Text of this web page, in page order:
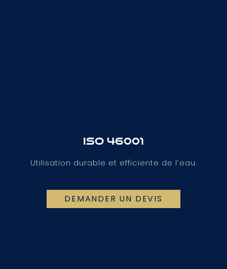
ISO 46001
Utilisation durable et efficiente de l’eau.
DEMANDER UN DEVIS